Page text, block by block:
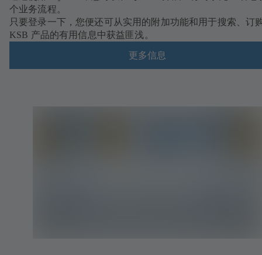
个业务流程。
只要登录一下，您便还可从实用的附加功能和用于搜索、订
KSB 产品的有用信息中获益匪浅。
更多信息